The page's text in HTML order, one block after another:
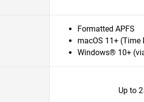
Formatted APFS
macOS 11+
Windows® 10+
Up to